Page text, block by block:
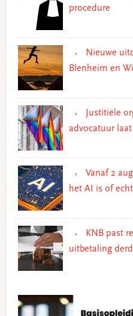
procedure
Nieuwe
Blenheim en
Justitiële
advocatuur
Vanaf 2
het AI is of echt
KNB past
uitbetaling